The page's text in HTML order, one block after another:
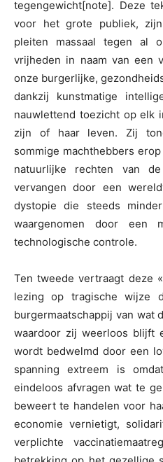
tegengewicht[note]. Deze
voor het grote publiek,
pleiten massaal tegen al
vrijheden in naam van een
onze burgerlijke,
dankzij kunstmatige
nauwlettend toezicht op elk
zijn of haar leven. Zij
sommige machthebbers
natuurlijke rechten van
vervangen door een
dystopie die steeds
waargenomen door een
technologische controle.
Ten tweede vertraagt deze
lezing op tragische wijze
burgermaatschappij van wat
waardoor zij weerloos blijft
wordt bedwelmd door een
spanning extreem is
eindeloos afvragen wat te
beweert te handelen voor
economie vernietigt,
verplichte